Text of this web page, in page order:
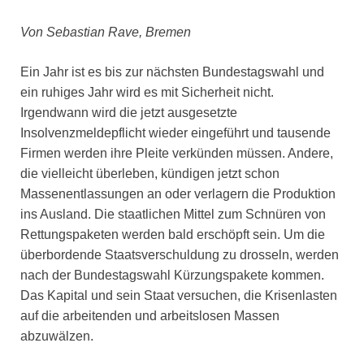
Von Sebastian Rave, Bremen
Ein Jahr ist es bis zur nächsten Bundestagswahl und
ein ruhiges Jahr wird es mit Sicherheit nicht.
Irgendwann wird die jetzt ausgesetzte
Insolvenzmeldepflicht wieder eingeführt und tausende
Firmen werden ihre Pleite verkünden müssen. Andere,
die vielleicht überleben, kündigen jetzt schon
Massenentlassungen an oder verlagern die Produktion
ins Ausland. Die staatlichen Mittel zum Schnüren von
Rettungspaketen werden bald erschöpft sein. Um die
überbordende Staatsverschuldung zu drosseln, werden
nach der Bundestagswahl Kürzungspakete kommen.
Das Kapital und sein Staat versuchen, die Krisenlasten
auf die arbeitenden und arbeitslosen Massen
abzuwälzen.